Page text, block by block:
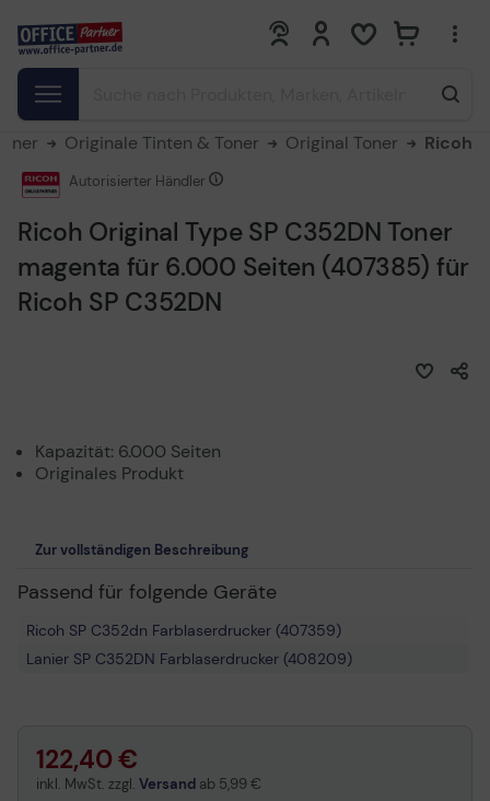
0 0
Originale Tinten & Toner Original Toner Ricoh
Ricoh Original Type SP C352DN Toner
magenta für 6.000 Seiten (407385) für
Ricoh SP C352DN
Autorisierter Händler
Kapazität: 6.000 Seiten
Originales Produkt
Zur vollständigen Beschreibung
Passend für folgende Geräte
Ricoh SP C352dn Farblaserdrucker (407359)
Lanier SP C352DN Farblaserdrucker (408209)
122,40 €
inkl. MwSt. zzgl. Versand ab 5,99 €